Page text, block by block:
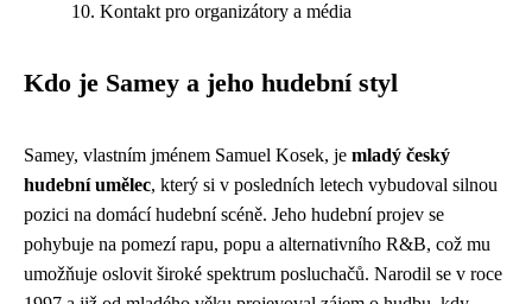
Kontakt pro organizátory a média
Kdo je Samey a jeho hudební styl
Samey, vlastním jménem Samuel Kosek, je mladý český
hudební umělec, který si v posledních letech vybudoval silnou
pozici na domácí hudební scéně. Jeho hudební projev se
pohybuje na pomezí rapu, popu a alternativního R&B, což mu
umožňuje oslovit široké spektrum posluchačů. Narodil se v roce